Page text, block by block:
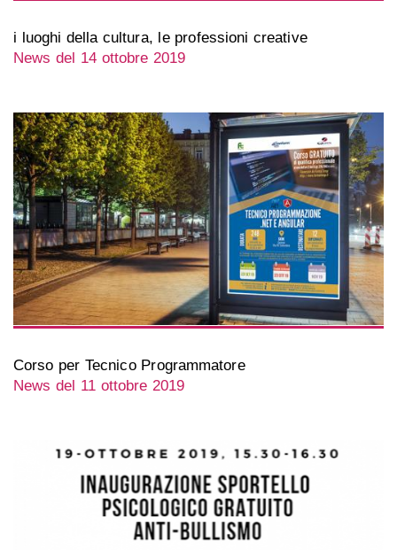
i luoghi della cultura, le professioni creative
News del 14 ottobre 2019
Corso per Tecnico Programmatore
News del 11 ottobre 2019